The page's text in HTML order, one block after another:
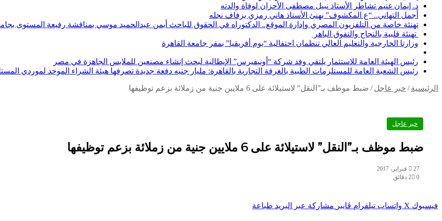
د. إيمان غنيم تشاطر الأستاذ نبيل مصطفى الأحزان لوفاة والدته
أجمل التهاني.. “ع المكشوف” يهنئ الأستاذ هاني رمزي بزفاف نجله
تهنئة خاصة من التلفزيون المصري وإدارة الموقع.. الدكتوراه في الحقوق للباحث أيمن عبدالحميد موسي بمناقشة رفيعة المستوى
تهنئة قلبية بالنجاح والتفوق الباهر
وزارتا الخارجية والتعليم العالي تنظمان احتفالية “يوم أفريقيا” بمقر جامعة القاهرة
رئيس الهيئة العامة للاستثمار يلتقي وفد شركة “أونيفيرس” الإيطالية لبحث إنشاء مصنعين للملابس الجاهزة في مصر
رئيس الشعبة العامة للمستلزمات الطبية بالغرفة التجارية بالقاهرة: مليار جنيه دفعة جديدة تصرفها هيئة الشراء الموحد لموردي
الرئيسية / خبر عاجل / ضبط موظف بـ”النقل” لاستيلائة على 6 ملايين جنية من زملائة بزعم توظيفها
خبر عاجل
ضبط موظف بـ”النقل” لاستيلائة على 6 ملايين جنية من زملائة بزعم توظيفها
27 فبراير، 2017
0
2 دقائق
فيسبوك ‫X واتساب تيلقرام ڤايبر مشاركة عبر البريد طباعة